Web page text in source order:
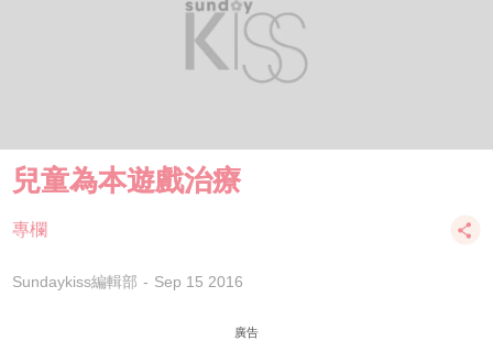
兒童為本遊戲治療
專欄
Sundaykiss編輯部 Sep 15 2016
廣告